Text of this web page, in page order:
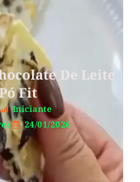
De Leite
Fit
Iniciante
24/01/2026